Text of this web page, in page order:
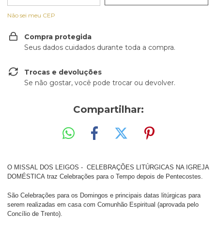
Não sei meu CEP
Compra protegida
Seus dados cuidados durante toda a compra.
Trocas e devoluções
Se não gostar, você pode trocar ou devolver.
Compartilhar:
O MISSAL DOS LEIGOS - CELEBRAÇÕES LITÚRGICAS NA IGREJA
DOMÉSTICA traz Celebrações para o Tempo depois de Pentecostes.
São Celebrações para os Domingos e principais datas litúrgicas para
serem realizadas em casa com Comunhão Espiritual (aprovada pelo
Concílio de Trento).